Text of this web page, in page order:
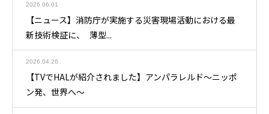
2026.06.01
【ニュース】消防庁が実施する災害現場活動における最
新技術検証に、 薄型...
2026.04.26
【TVでHALが紹介されました】アンパラレルド～ニッポ
ン発、世界へ～